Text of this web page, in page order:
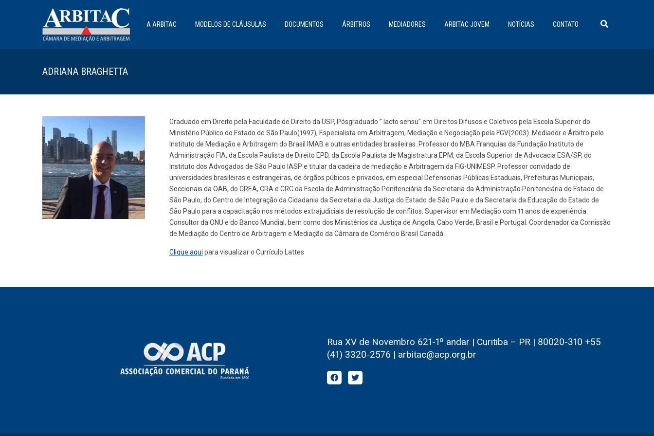
A ARBITAC MODELOS DE CLÁUSULAS DOCUMENTOS ÁRBITROS MEDIADORES ARBITAC JOVEM NOTÍCIAS CONTATO
ADRIANA BRAGHETTA
Graduado em Direito pela Faculdade de Direito da USP, Pósgraduado ” lacto sensu” em Direitos Difusos e Coletivos pela Escola Superior do
Ministério Público do Estado de São Paulo(1997), Especialista em Arbitragem, Mediação e Negociação pela FGV(2003). Mediador e Árbitro pelo
Instituto de Mediação e Arbitragem do Brasil IMAB e outras entidades brasileiras. Professor do MBA Franquias da Fundação Instituto de
Administração FIA, da Escola Paulista de Direito EPD, da Escola Paulista de Magistratura EPM, da Escola Superior de Advocacia ESA/SP, do
Instituto dos Advogados de São Paulo IASP e titular da cadeira de mediação e Arbitragem da FIG-UNIMESP. Professor convidado de
universidades brasileiras e estrangeiras, de órgãos púbicos e privados, em especial Defensorias Públicas Estaduais, Prefeituras Municipais,
Seccionais da OAB, do CREA, CRA e CRC da Escola de Administração Penitenciária da Secretaria da Administração Penitenciária do Estado de
São Paulo, do Centro de Integração da Cidadania da Secretaria da Justiça do Estado de São Paulo e da Secretaria da Educação do Estado de
São Paulo para a capacitação nos métodos extrajudiciais de resolução de conflitos. Supervisor em Mediação com 11 anos de experiência.
Consultor da ONU e do Banco Mundial, bem como dos Ministérios da Justiça de Angola, Cabo Verde, Brasil e Portugal. Coordenador da Comissão
de Mediação do Centro de Arbitragem e Mediação da Câmara de Comércio Brasil Canadá.
Clique aqui para visualizar o Currículo Lattes
Rua XV de Novembro 621-1º andar | Curitiba – PR | 80020-310 +55
(41) 3320-2576 | arbitac@acp.org.br